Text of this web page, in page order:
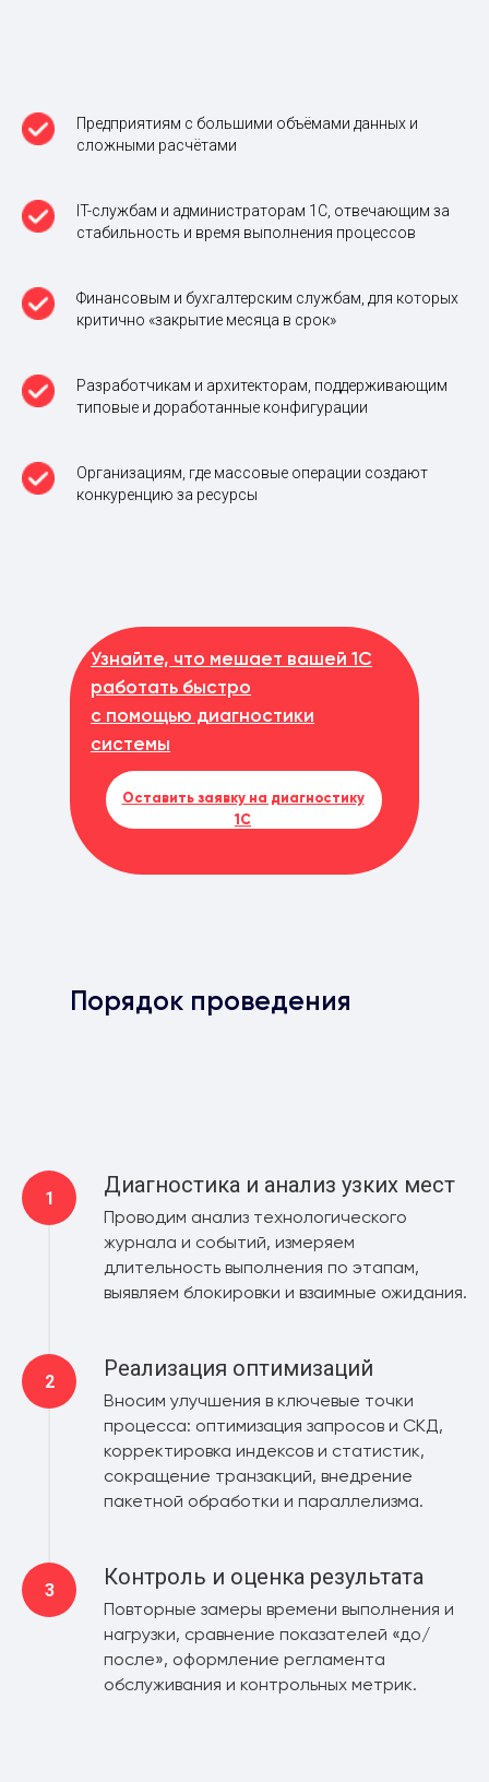
Предприятиям с большими объёмами данных и
сложными расчётами
IT-службам и администраторам 1С, отвечающим за
стабильность и время выполнения процессов
Финансовым и бухгалтерским службам, для которых
критично «закрытие месяца в срок»
Разработчикам и архитекторам, поддерживающим
типовые и доработанные конфигурации
Организациям, где массовые операции создают
конкуренцию за ресурсы
Узнайте, что мешает вашей 1С
работать быстро
с помощью диагностики
системы
Оставить заявку на диагностику
1С
Порядок проведения
Диагностика и анализ узких мест
Проводим анализ технологического
журнала и событий, измеряем
длительность выполнения по этапам,
выявляем блокировки и взаимные ожидания.
Реализация оптимизаций
Вносим улучшения в ключевые точки
процесса: оптимизация запросов и СКД,
корректировка индексов и статистик,
сокращение транзакций, внедрение
пакетной обработки и параллелизма.
Контроль и оценка результата
Повторные замеры времени выполнения и
нагрузки, сравнение показателей «до/
после», оформление регламента
обслуживания и контрольных метрик.